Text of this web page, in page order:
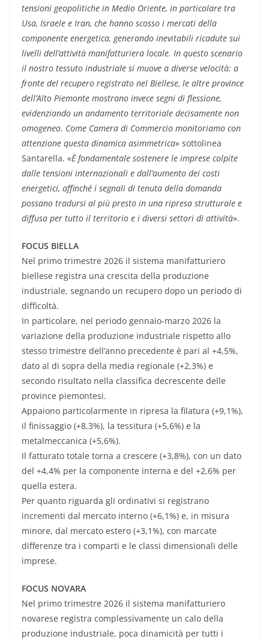
tensioni geopolitiche in Medio Oriente, in particolare tra
Usa, Israele e Iran, che hanno scosso i mercati della
componente energetica, generando inevitabili ricadute sui
livelli dell’attività manifatturiera locale. In questo scenario
il nostro tessuto industriale si muove a diverse velocità: a
fronte del recupero registrato nel Biellese, le altre province
dell’Alto Piemonte mostrano invece segni di flessione,
evidenziando un andamento territoriale decisamente non
omogeneo. Come Camera di Commercio monitoriamo con
attenzione questa dinamica asimmetrica» sottolinea
Santarella. «È fondamentale sostenere le imprese colpite
dalle tensioni internazionali e dall’aumento dei costi
energetici, affinché i segnali di tenuta della domanda
possano tradursi al più presto in una ripresa strutturale e
diffusa per tutto il territorio e i diversi settori di attività».
FOCUS BIELLA
Nel primo trimestre 2026 il sistema manifatturiero
biellese registra una crescita della produzione
industriale, segnando un recupero dopo un periodo di
difficoltà.
In particolare, nel periodo gennaio-marzo 2026 la
variazione della produzione industriale rispetto allo
stesso trimestre dell’anno precedente è pari al +4,5%,
dato al di sopra della media regionale (+2,3%) e
secondo risultato nella classifica decrescente delle
province piemontesi.
Appaiono particolarmente in ripresa la filatura (+9,1%),
il finissaggio (+8,3%), la tessitura (+5,6%) e la
metalmeccanica (+5,6%).
Il fatturato totale torna a crescere (+3,8%), con un dato
del +4,4% per la componente interna e del +2,6% per
quella estera.
Per quanto riguarda gli ordinativi si registrano
incrementi dal mercato interno (+6,1%) e, in misura
minore, dal mercato estero (+3,1%), con marcate
differenze tra i comparti e le classi dimensionali delle
imprese.
FOCUS NOVARA
Nel primo trimestre 2026 il sistema manifatturiero
novarese registra complessivamente un calo della
produzione industriale, poca dinamicità per tutti i